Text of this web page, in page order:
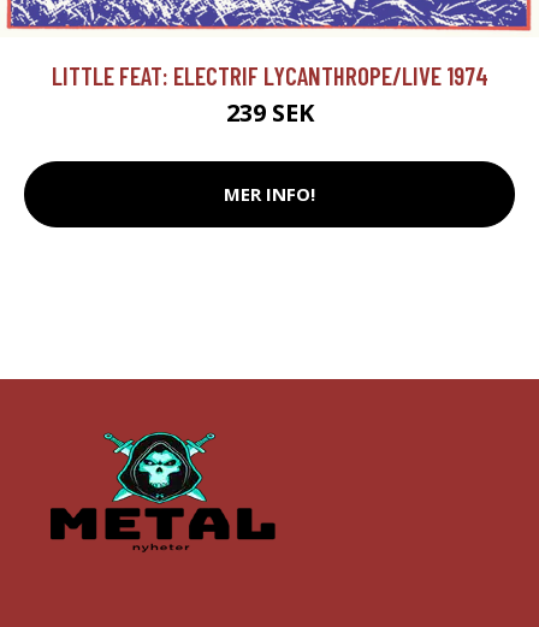
LITTLE FEAT: ELECTRIF LYCANTHROPE/LIVE 1974
239 SEK
MER INFO!